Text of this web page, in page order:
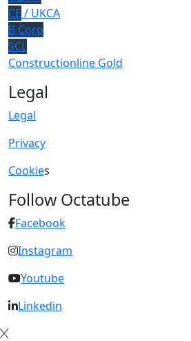
CE / UKCA
B Corp
SCL
Constructionline Gold
Legal
Legal
Privacy
Cookies
Follow Octatube
Facebook
Instagram
Youtube
Linkedin